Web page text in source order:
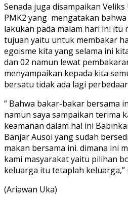
Senada juga disampaikan
PMK2 yang mengatakan
lakukan pada malam hari ini itu
tujuan yaitu untuk membakar
egoisme kita yang selama ini
dan 02 namun lewat
menyampaikan kepada kita
bersatu tidak ada lagi
” Bahwa bakar-bakar bersama
namun saya sampaikan terima
keamanan dalam hal ini
Banjar Ausoi yang sudah
makan bersama ini. dimana ini
kami masyarakat yaitu pilihan
keluarga itu tetaplah keluarga,”
(Ariawan Uka)